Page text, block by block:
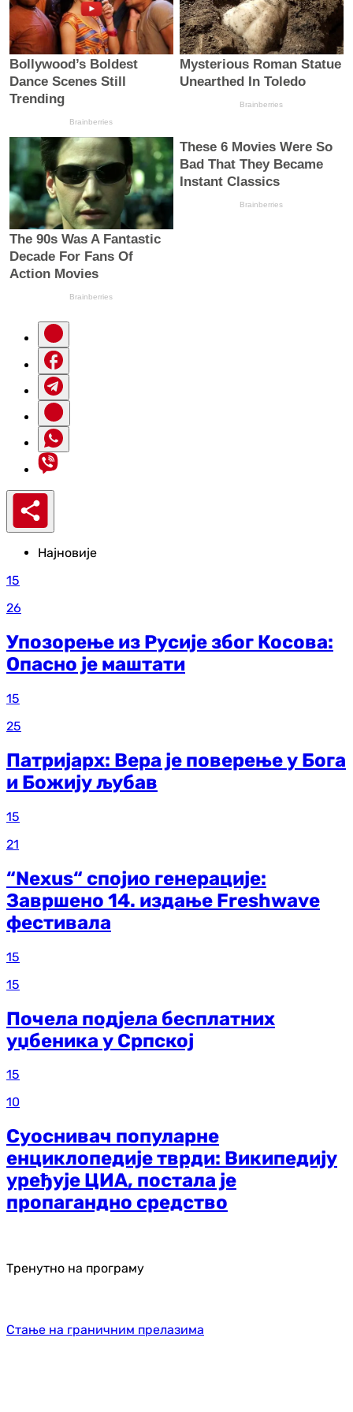
Најновије
15
26
Упозорење из Русије због Косова:
Опасно је маштати
15
25
Патријарх: Вера је поверење у Бога
и Божију љубав
15
21
“Nexus“ спојио генерације:
Завршено 14. издање Freshwave
фестивала
15
15
Почела подјела бесплатних
уџбеника у Српској
15
10
Суоснивач популарне
енциклопедије тврди: Википедију
уређује ЦИА, постала је
пропагандно средство
Тренутно на програму
Стање на граничним прелазима